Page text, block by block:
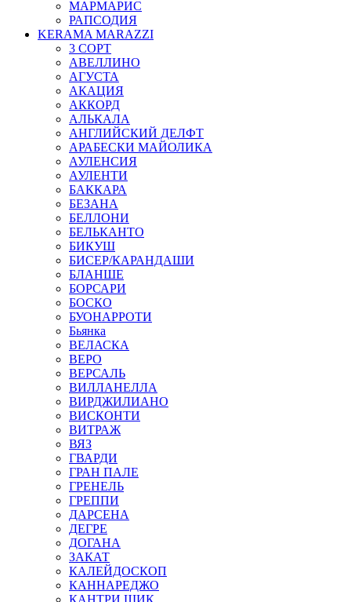
МАРМАРИС
РАПСОДИЯ
KERAMA MARAZZI
3 СОРТ
АВЕЛЛИНО
АГУСТА
АКАЦИЯ
АККОРД
АЛЬКАЛА
АНГЛИЙСКИЙ ДЕЛФТ
АРАБЕСКИ МАЙОЛИКА
АУЛЕНСИЯ
АУЛЕНТИ
БАККАРА
БЕЗАНА
БЕЛЛОНИ
БЕЛЬКАНТО
БИКУШ
БИСЕР/КАРАНДАШИ
БЛАНШЕ
БОРСАРИ
БОСКО
БУОНАРРОТИ
Бьянка
ВЕЛАСКА
ВЕРО
ВЕРСАЛЬ
ВИЛЛАНЕЛЛА
ВИРДЖИЛИАНО
ВИСКОНТИ
ВИТРАЖ
ВЯЗ
ГВАРДИ
ГРАН ПАЛЕ
ГРЕНЕЛЬ
ГРЕППИ
ДАРСЕНА
ДЕГРЕ
ДОГАНА
ЗАКАТ
КАЛЕЙДОСКОП
КАННАРЕДЖО